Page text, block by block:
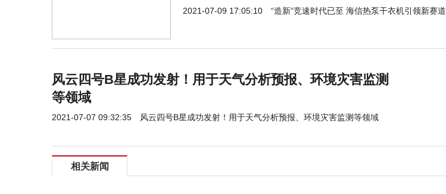
2021-07-09 17:05:10 “造新”竞速时代已至 海信热泵干衣机引领新赛道
风云四号B星成功发射！用于天气分析预报、环境灾害监测
等领域
2021-07-07 09:32:35 风云四号B星成功发射！用于天气分析预报、环境灾害监测等领域
相关新闻